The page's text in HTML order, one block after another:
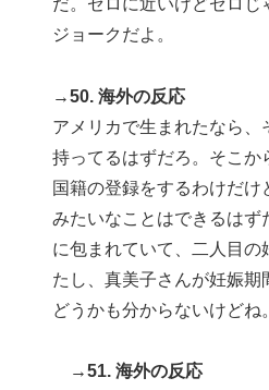
ジョークだよ。
→50. 海外の反応
アメリカで生まれたなら
持ってるはずだろ。そこか
国籍の登録をするわけだ
みたいなことはできるはず
に包まれていて、二人目の
たし、真美子さんが妊娠
どうかも分からないけどね。
→51. 海外の反応